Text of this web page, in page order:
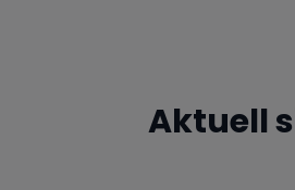
Aktuell